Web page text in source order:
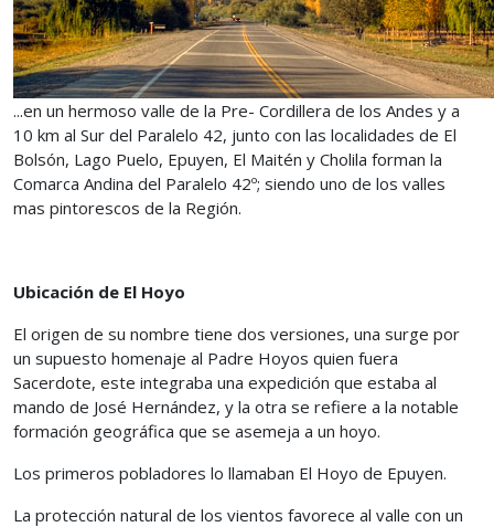
...en un hermoso valle de la Pre- Cordillera de los Andes y a
10 km al Sur del Paralelo 42, junto con las localidades de El
Bolsón, Lago Puelo, Epuyen, El Maitén y Cholila forman la
Comarca Andina del Paralelo 42º; siendo uno de los valles
mas pintorescos de la Región.
Ubicación de El Hoyo
El origen de su nombre tiene dos versiones, una surge por
un supuesto homenaje al Padre Hoyos quien fuera
Sacerdote, este integraba una expedición que estaba al
mando de José Hernández, y la otra se refiere a la notable
formación geográfica que se asemeja a un hoyo.
Los primeros pobladores lo llamaban El Hoyo de Epuyen.
La protección natural de los vientos favorece al valle con un